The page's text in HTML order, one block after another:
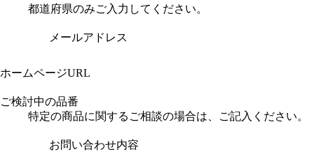
都道府県のみご入力してください。
メールアドレス
ホームページURL
ご検討中の品番
特定の商品に関するご相談の場合は、ご記入ください。
お問い合わせ内容